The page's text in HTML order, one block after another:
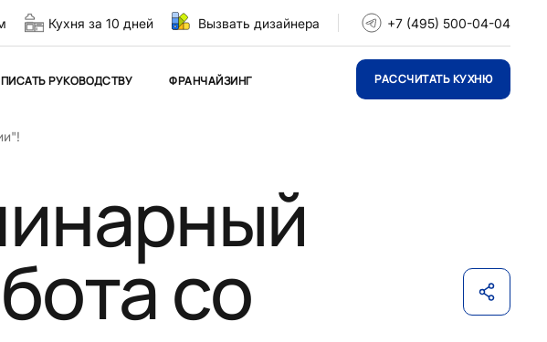
Кухня за 10 дней Вызвать дизайнера +7 (495) 500-04-04
РУКОВОДСТВУ ФРАНЧАЙЗИНГ РАССЧИТАТЬ КУХНЮ
со